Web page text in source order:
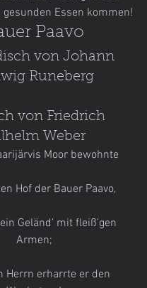
Essen kommen!
Paavo
von Johann
Runeberg
von Friedrich
Weber
Moor bewohnte
Hof der Bauer Paavo,
Geländ’ mit fleiß’gen
Armen;
Herrn erharrte er den